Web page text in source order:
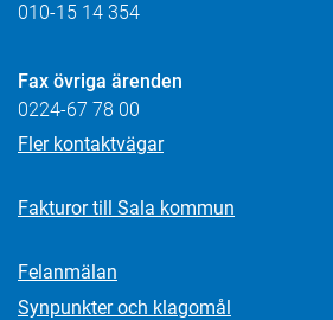
010-15 14 354
Fax övriga ärenden
0224-67 78 00
Fler kontaktvägar
Fakturor till Sala kommun
Felanmälan
Synpunkter och klagomål